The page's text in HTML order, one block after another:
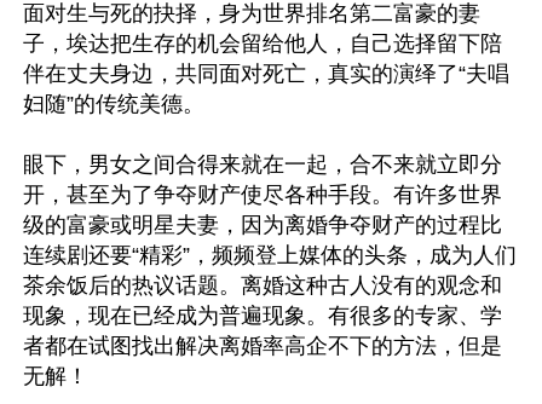
面对生与死的抉择，身为世界排名第二富豪的妻
子，埃达把生存的机会留给他人，自己选择留下陪
伴在丈夫身边，共同面对死亡，真实的演绎了“夫唱
妇随”的传统美德。
眼下，男女之间合得来就在一起，合不来就立即分
开，甚至为了争夺财产使尽各种手段。有许多世界
级的富豪或明星夫妻，因为离婚争夺财产的过程比
连续剧还要“精彩”，频频登上媒体的头条，成为人们
茶余饭后的热议话题。离婚这种古人没有的观念和
现象，现在已经成为普遍现象。有很多的专家、学
者都在试图找出解决离婚率高企不下的方法，但是
无解！